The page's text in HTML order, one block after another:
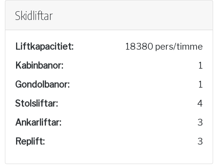
Skidliftar
Liftkapacitiet:
18380 pers/timme
Kabinbanor:
1
Gondolbanor:
1
Stolsliftar:
4
Ankarliftar:
3
Replift:
3